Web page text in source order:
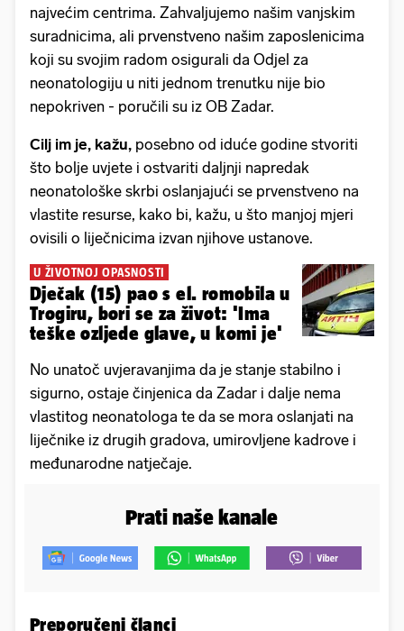
najvećim centrima. Zahvaljujemo našim vanjskim
suradnicima, ali prvenstveno našim zaposlenicima
koji su svojim radom osigurali da Odjel za
neonatologiju u niti jednom trenutku nije bio
nepokriven - poručili su iz OB Zadar.
Cilj im je, kažu, posebno od iduće godine stvoriti
što bolje uvjete i ostvariti daljnji napredak
neonatološke skrbi oslanjajući se prvenstveno na
vlastite resurse, kako bi, kažu, u što manjoj mjeri
ovisili o liječnicima izvan njihove ustanove.
U ŽIVOTNOJ OPASNOSTI
Dječak (15) pao s el. romobila u
Trogiru, bori se za život: 'Ima
teške ozljede glave, u komi je'
No unatoč uvjeravanjima da je stanje stabilno i
sigurno, ostaje činjenica da Zadar i dalje nema
vlastitog neonatologa te da se mora oslanjati na
liječnike iz drugih gradova, umirovljene kadrove i
međunarodne natječaje.
Prati naše kanale
Preporučeni članci